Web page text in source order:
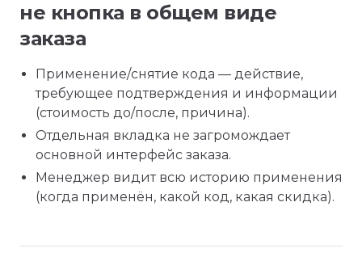
не кнопка в общем виде
заказа
Применение/снятие кода — действие,
требующее подтверждения и информации
(стоимость до/после, причина).
Отдельная вкладка не загромождает
основной интерфейс заказа.
Менеджер видит всю историю применения
(когда применён, какой код, какая скидка).